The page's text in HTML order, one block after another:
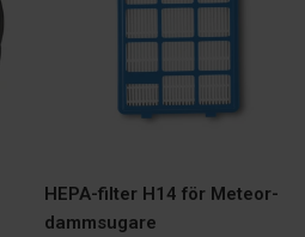
HEPA-filter H14 för Meteor-
dammsugare